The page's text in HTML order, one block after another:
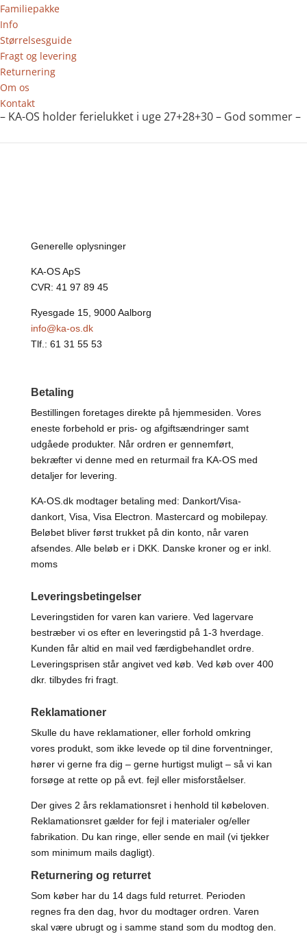
Familiepakke
Info
Størrelsesguide
Fragt og levering
Returnering
Om os
Kontakt
– KA-OS holder ferielukket i uge 27+28+30 – God sommer –
Generelle oplysninger
KA-OS ApS
CVR: 41 97 89 45
Ryesgade 15, 9000 Aalborg
info@ka-os.dk
Tlf.: 61 31 55 53
Betaling
Bestillingen foretages direkte på hjemmesiden. Vores
eneste forbehold er pris- og afgiftsændringer samt
udgåede produkter. Når ordren er gennemført,
bekræfter vi denne med en returmail fra KA-OS med
detaljer for levering.
KA-OS.dk modtager betaling med: Dankort/Visa-
dankort, Visa, Visa Electron. Mastercard og mobilepay.
Beløbet bliver først trukket på din konto, når varen
afsendes. Alle beløb er i DKK. Danske kroner og er inkl.
moms
Leveringsbetingelser
Leveringstiden for varen kan variere. Ved lagervare
bestræber vi os efter en leveringstid på 1-3 hverdage.
Kunden får altid en mail ved færdigbehandlet ordre.
Leveringsprisen står angivet ved køb. Ved køb over 400
dkr. tilbydes fri fragt.
Reklamationer
Skulle du have reklamationer, eller forhold omkring
vores produkt, som ikke levede op til dine forventninger,
hører vi gerne fra dig – gerne hurtigst muligt – så vi kan
forsøge at rette op på evt. fejl eller misforståelser.
Der gives 2 års reklamationsret i henhold til købeloven.
Reklamationsret gælder for fejl i materialer og/eller
fabrikation. Du kan ringe, eller sende en mail (vi tjekker
som minimum mails dagligt).
Returnering og returret
Som køber har du 14 dags fuld returret. Perioden
regnes fra den dag, hvor du modtager ordren. Varen
skal være ubrugt og i samme stand som du modtog den.